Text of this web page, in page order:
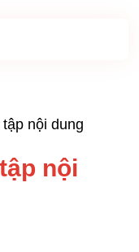
nội dung
nội